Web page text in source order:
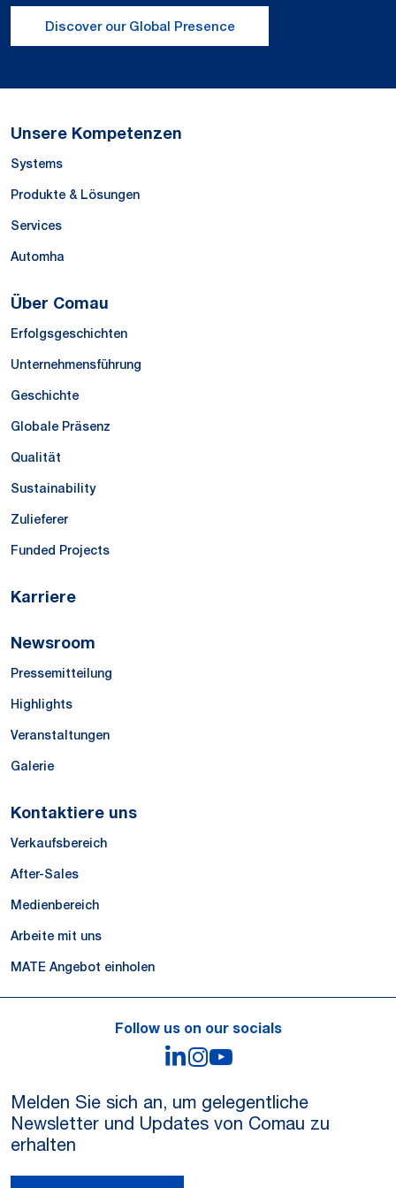
Discover our Global Presence
Unsere Kompetenzen
Systems
Produkte & Lösungen
Services
Automha
Über Comau
Erfolgsgeschichten
Unternehmensführung
Geschichte
Globale Präsenz
Qualität
Sustainability
Zulieferer
Funded Projects
Karriere
Newsroom
Pressemitteilung
Highlights
Veranstaltungen
Galerie
Kontaktiere uns
Verkaufsbereich
After-Sales
Medienbereich
Arbeite mit uns
MATE Angebot einholen
Follow us on our socials
LinkedIn
Instagram
Melden Sie sich an, um gelegentliche
Newsletter und Updates von Comau zu
erhalten